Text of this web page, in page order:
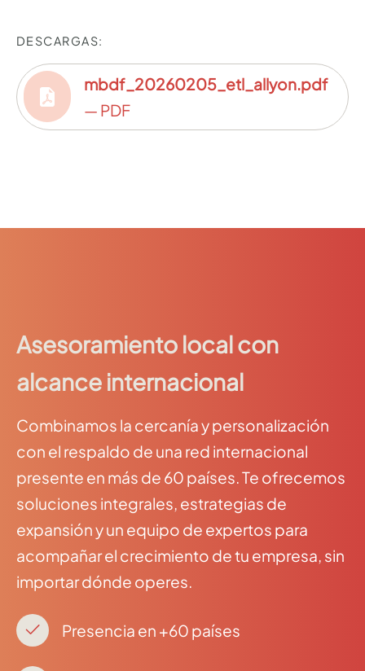
DESCARGAS:
mbdf_20260205_etl_allyon.pdf
— PDF
Asesoramiento local con
alcance internacional
Combinamos la cercanía y personalización
con el respaldo de una red internacional
presente en más de 60 países. Te ofrecemos
soluciones integrales, estrategias de
expansión y un equipo de expertos para
acompañar el crecimiento de tu empresa, sin
importar dónde operes.
Presencia en +60 países